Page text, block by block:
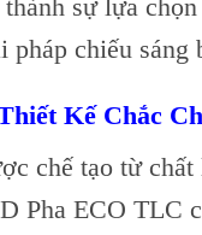
sự lựa
pháp chiếu sáng
Kế Chắc
chế tạo từ
Pha ECO TLC